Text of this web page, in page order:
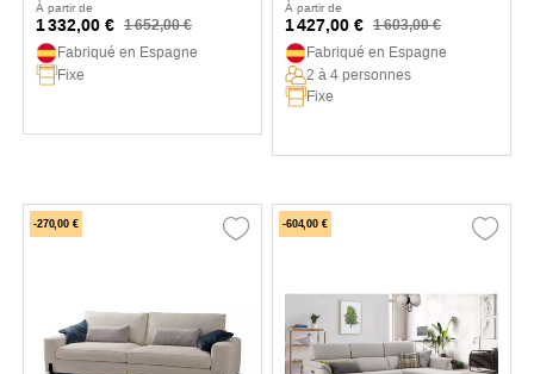
À partir de
1 332,00 € 1 652,00 €
Fabriqué en Espagne
Fixe
À partir de
1 427,00 € 1 603,00 €
Fabriqué en Espagne
2 à 4 personnes
Fixe
-270,00 € -604,00 €